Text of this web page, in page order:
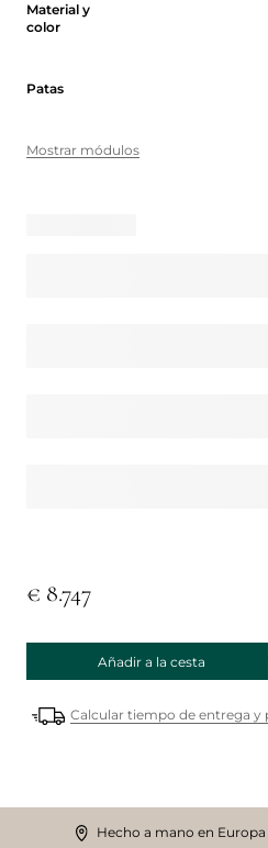
Material y
color
Patas
Mostrar módulos
€ 8.747
Añadir a la cesta
Calcular tiempo de entrega y
Hecho a mano en Europa